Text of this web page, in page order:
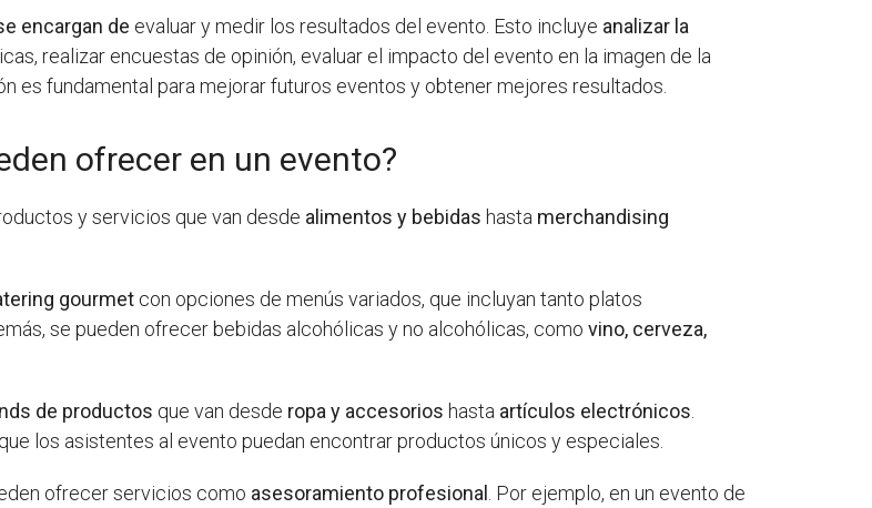
encargan de evaluar y medir los resultados del evento. Esto incluye analizar la
realizar encuestas de opinión, evaluar el impacto del evento en la imagen de la
es fundamental para mejorar futuros eventos y obtener mejores resultados.
ofrecer en un evento?
y servicios que van desde alimentos y bebidas hasta merchandising
gourmet con opciones de menús variados, que incluyan tanto platos
se pueden ofrecer bebidas alcohólicas y no alcohólicas, comovino, cerveza,
de productos que van desde ropa y accesorios hasta artículos electrónicos.
los asistentes al evento puedan encontrar productos únicos y especiales.
ofrecer servicios como asesoramiento profesional . Por ejemplo, en un evento de